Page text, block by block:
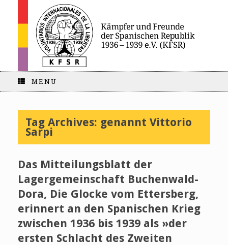
MENU
Tag Archives: genannt Vittorio
Sarpi
Das Mitteilungsblatt der
Lagergemeinschaft Buchenwald-
Dora, Die Glocke vom Ettersberg,
erinnert an den Spanischen Krieg
zwischen 1936 bis 1939 als »der
ersten Schlacht des Zweiten